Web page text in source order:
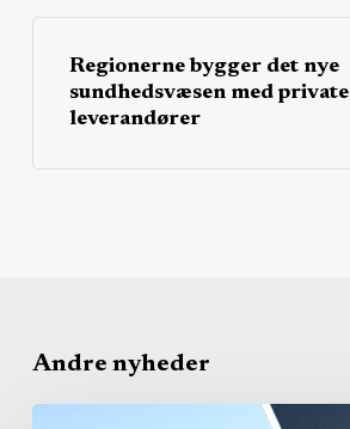
Regionerne bygger det nye
sundhedsvæsen med private
leverandører
Andre nyheder